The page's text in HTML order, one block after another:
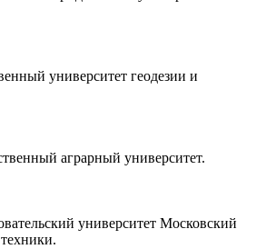
университет геодезии и
аграрный университет.
университет Московский